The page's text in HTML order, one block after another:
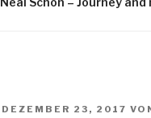
VERÖFFENTLICHT
DEZEMBER 23, 2017